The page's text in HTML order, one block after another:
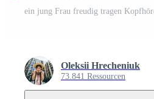
Oleksii Hrecheniuk
73.841 Ressourcen